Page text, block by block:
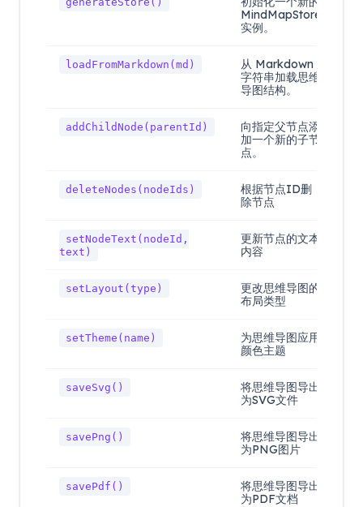
MindMapStore
实例。
loadFromMarkdown(md)
从 Markdown
字符串加载思维
导图结构。
addChildNode(parentId)
向指定父节点添
加一个新的子节
点。
deleteNodes(nodeIds)
根据节点ID删
除节点
setNodeText(nodeId,
text)
更新节点的文本
内容
setLayout(type)
更改思维导图的
布局类型
setTheme(name)
为思维导图应用
颜色主题
saveSvg()
将思维导图导出
为SVG文件
savePng()
将思维导图导出
为PNG图片
savePdf()
将思维导图导出
为PDF文档